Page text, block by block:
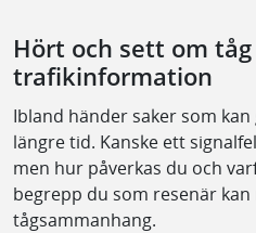
Hört och sett om
trafikinformation
Ibland händer saker som
längre tid. Kanske ett
men hur påverkas du och
begrepp du som resenär kan
tågsammanhang.